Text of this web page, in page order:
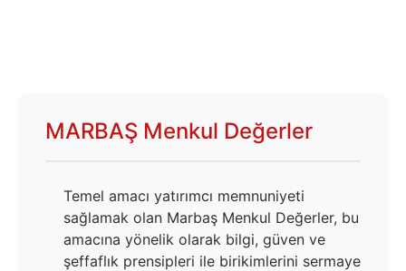
MARBAŞ Menkul Değerler
Temel amacı yatırımcı memnuniyeti
sağlamak olan Marbaş Menkul Değerler, bu
amacına yönelik olarak bilgi, güven ve
şeffaflık prensipleri ile birikimlerini sermaye